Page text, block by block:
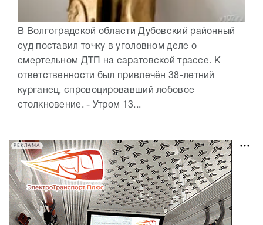
В Волгоградской области Дубовский районный
суд поставил точку в уголовном деле о
смертельном ДТП на саратовской трассе. К
ответственности был привлечён 38-летний
курганец, спровоцировавший лобовое
столкновение. - Утром 13...
РЕКЛАМА